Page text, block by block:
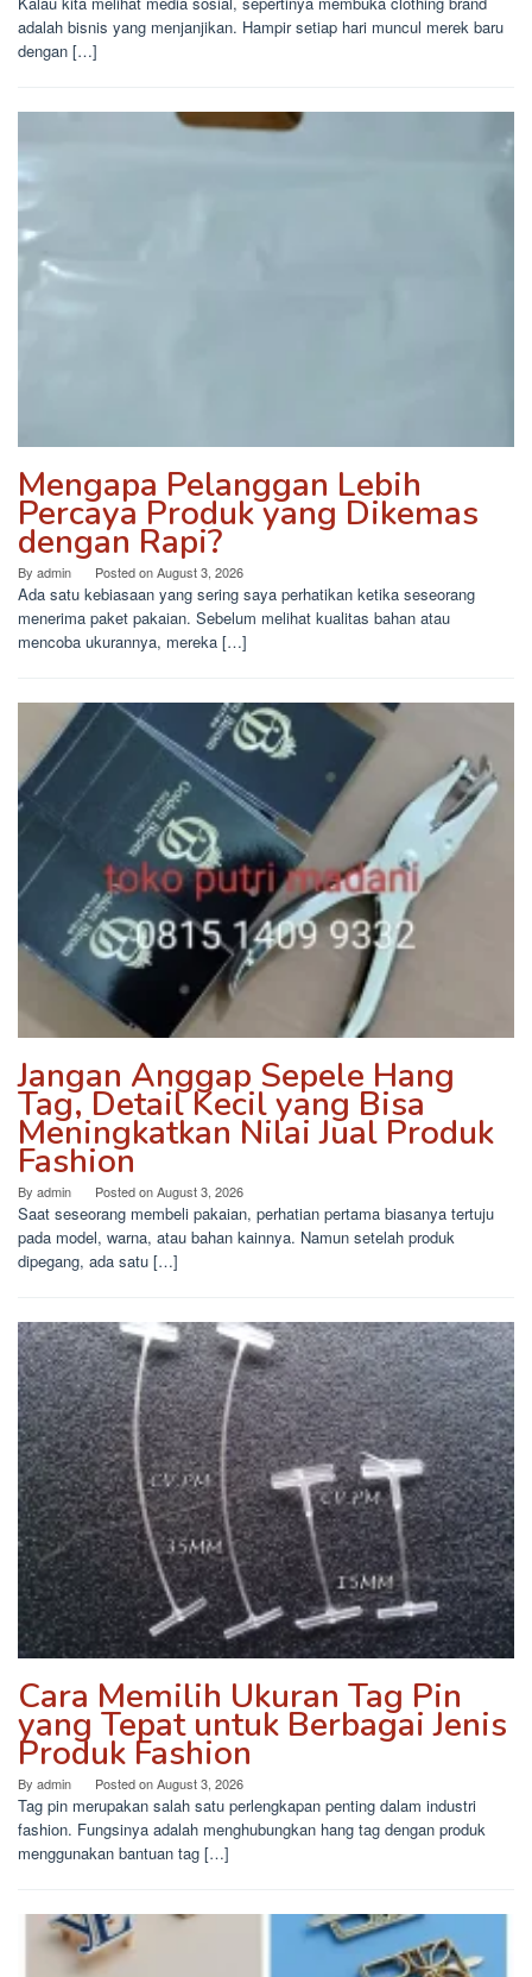
adalah bisnis yang menjanjikan. Hampir setiap hari muncul merek baru
dengan […]
Mengapa Pelanggan Lebih
Percaya Produk yang Dikemas
dengan Rapi?
By admin Posted onAugust 3, 2026
Ada satu kebiasaan yang sering saya perhatikan ketika seseorang
menerima paket pakaian. Sebelum melihat kualitas bahan atau
mencoba ukurannya, mereka […]
Jangan Anggap Sepele Hang
Tag, Detail Kecil yang Bisa
Meningkatkan Nilai Jual Produk
Fashion
By admin Posted onAugust 3, 2026
Saat seseorang membeli pakaian, perhatian pertama biasanya tertuju
pada model, warna, atau bahan kainnya. Namun setelah produk
dipegang, ada satu […]
Cara Memilih Ukuran Tag Pin
yang Tepat untuk Berbagai Jenis
Produk Fashion
By admin Posted onAugust 3, 2026
Tag pin merupakan salah satu perlengkapan penting dalam industri
fashion. Fungsinya adalah menghubungkan hang tag dengan produk
menggunakan bantuan tag […]